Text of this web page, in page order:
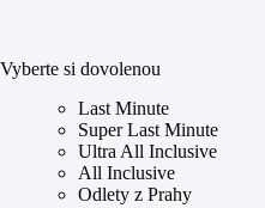
Vyberte si dovolenou
Last Minute
Super Last Minute
Ultra All Inclusive
All Inclusive
Odlety z Prahy